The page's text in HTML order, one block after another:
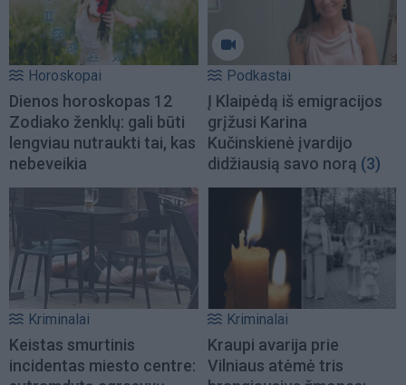
Horoskopai
Dienos horoskopas 12
Zodiako ženklų: gali būti
lengviau nutraukti tai, kas
nebeveikia
Podkastai
Į Klaipėdą iš emigracijos
grįžusi Karina
Kučinskienė įvardijo
didžiausią savo norą (3)
Kriminalai
Keistas smurtinis
incidentas miesto centre:
Kriminalai
Kraupi avarija prie
Vilniaus atėmė tris